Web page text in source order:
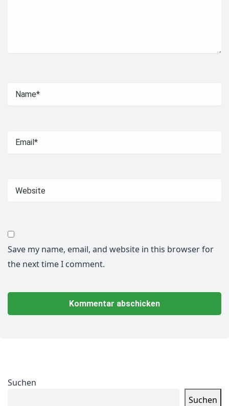
Save my name, email, and website in this browser for
the next time I comment.
Suchen
Suchen